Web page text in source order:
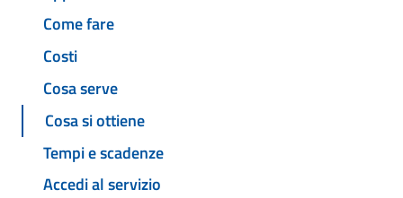
Come fare
Costi
Cosa serve
Cosa si ottiene
Tempi e scadenze
Accedi al servizio